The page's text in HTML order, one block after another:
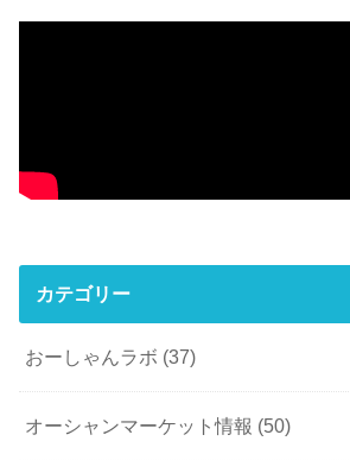
カテゴリー
おーしゃんラボ (37)
オーシャンマーケット情報 (50)